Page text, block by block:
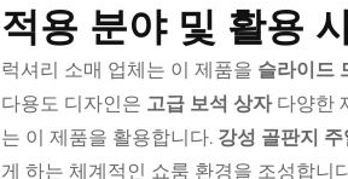
적용 분야 및 활용
럭셔리 소매 업체는 이 제품을 슬라이드
다용도 디자인은 고급 보석 상자 다양한
는 이 제품을 활용합니다. 강성 골판지
게 하는 체계적인 쇼룸 환경을 조성합니